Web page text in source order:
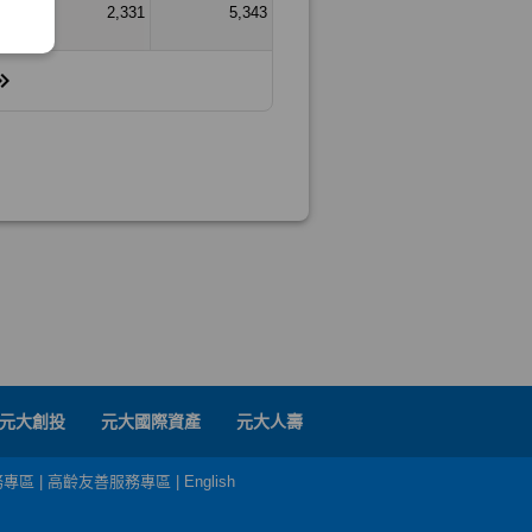
元大創投 元大國際資產 元大人壽
區 高齡友善服務專區 English